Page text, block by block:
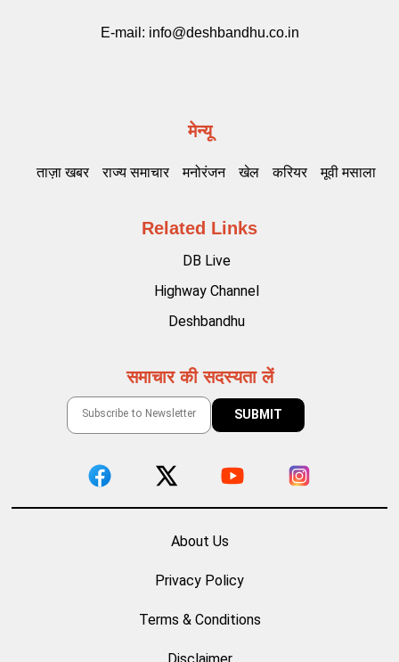
E-mail: info@deshbandhu.co.in
मेन्यू
ताज़ा खबर राज्य समाचार मनोरंजन खेल करियर मूवी मसाला
Related Links
DB Live
Highway Channel
Deshbandhu
समाचार की सदस्यता लें
About Us
Privacy Policy
Terms & Conditions
Disclaimer